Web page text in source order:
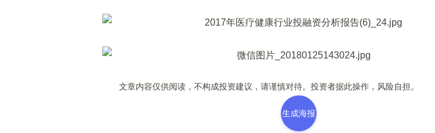
文章内容仅供阅读，不构成投资建议，请谨慎对待。投资者据此操作，风险自担。
生成海报